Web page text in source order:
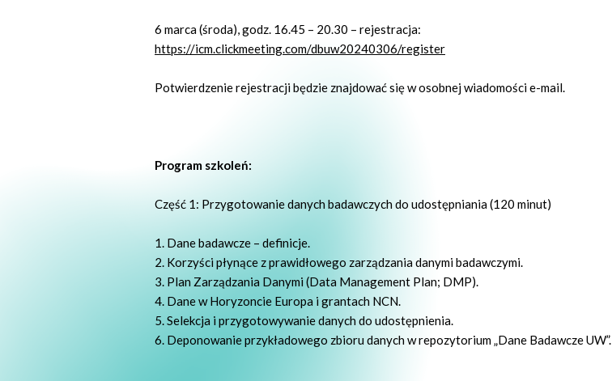
6 marca (środa), godz. 16.45 – 20.30 – rejestracja:
https://icm.clickmeeting.com/dbuw20240306/register
Potwierdzenie rejestracji będzie znajdować się w osobnej wiadomości e-mail.
Program szkoleń:
Część 1: Przygotowanie danych badawczych do udostępniania (120 minut)
Dane badawcze – definicje.
Korzyści płynące z prawidłowego zarządzania danymi badawczymi.
Plan Zarządzania Danymi (Data Management Plan; DMP).
Dane w Horyzoncie Europa i grantach NCN.
Selekcja i przygotowywanie danych do udostępnienia.
Deponowanie przykładowego zbioru danych w repozytorium „Dane Badawcze UW”.